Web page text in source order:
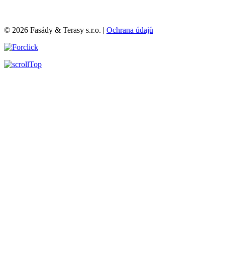
© 2026 Fasády & Terasy s.r.o. | Ochrana údajů